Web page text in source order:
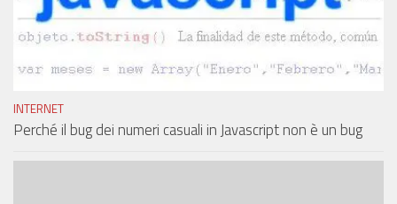
INTERNET
Perché il bug dei numeri casuali in Javascript non è un bug